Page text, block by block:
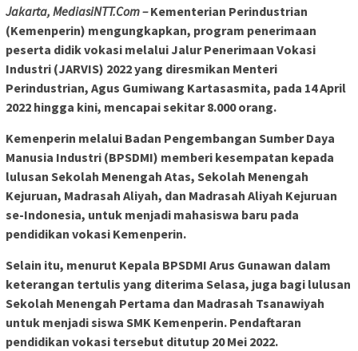
Jakarta, MediasiNTT.Com – Kementerian Perindustrian
(Kemenperin) mengungkapkan, program penerimaan
peserta didik vokasi melalui Jalur Penerimaan Vokasi
Industri (JARVIS) 2022 yang diresmikan Menteri
Perindustrian, Agus Gumiwang Kartasasmita, pada 14 April
2022 hingga kini, mencapai sekitar 8.000 orang.
Kemenperin melalui Badan Pengembangan Sumber Daya
Manusia Industri (BPSDMI) memberi kesempatan kepada
lulusan Sekolah Menengah Atas, Sekolah Menengah
Kejuruan, Madrasah Aliyah, dan Madrasah Aliyah Kejuruan
se-Indonesia, untuk menjadi mahasiswa baru pada
pendidikan vokasi Kemenperin.
Selain itu, menurut Kepala BPSDMI Arus Gunawan dalam
keterangan tertulis yang diterima Selasa, juga bagi lulusan
Sekolah Menengah Pertama dan Madrasah Tsanawiyah
untuk menjadi siswa SMK Kemenperin. Pendaftaran
pendidikan vokasi tersebut ditutup 20 Mei 2022.